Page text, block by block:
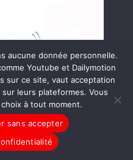
aucune donnée personnelle.
Youtube et Dailymotion
sur ce site, vaut acceptation
leurs plateformes. Vous
à tout moment.
sans accepter